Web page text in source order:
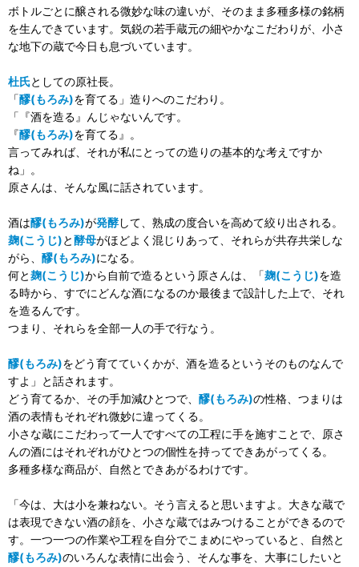
ボトルごとに醸される微妙な味の違いが、そのまま多種多様の銘柄
を生んできています。気鋭の若手蔵元の細やかなこだわりが、小さ
な地下の蔵で今日も息づいています。
杜氏としての原社長。
「醪(もろみ)を育てる」造りへのこだわり。
「『酒を造る』んじゃないんです。
『醪(もろみ)を育てる』。
言ってみれば、それが私にとっての造りの基本的な考えですか
ね」。
原さんは、そんな風に話されています。
酒は醪(もろみ)が発酵して、熟成の度合いを高めて絞り出される。
麹(こうじ)と酵母がほどよく混じりあって、それらが共存共栄しな
がら、 醪(もろみ)になる。
何と麹(こうじ)から自前で造るという原さんは、「麹(こうじ)を造
る時から、すでにどんな酒になるのか最後まで設計した上で、それ
を造るんです。
つまり、それらを全部一人の手で行なう。
醪(もろみ)をどう育てていくかが、酒を造るというそのものなんで
すよ」と話されます。
どう育てるか、その手加減ひとつで、 醪(もろみ)の性格、つまりは
酒の表情もそれぞれ微妙に違ってくる。
小さな蔵にこだわって一人ですべての工程に手を施すことで、原さ
んの酒にはそれぞれがひとつの個性を持ってできあがってくる。
多種多様な商品が、自然とできあがるわけです。
「今は、大は小を兼ねない。そう言えると思いますよ。大きな蔵で
は表現できない酒の顔を、小さな蔵ではみつけることができるので
す。一つ一つの作業や工程を自分でこまめにやっていると、自然と
醪(もろみ)のいろんな表情に出会う、そんな事を、大事にしたいと